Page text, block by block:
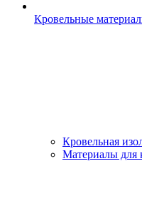
Кровельные
Кровельная
Материалы для